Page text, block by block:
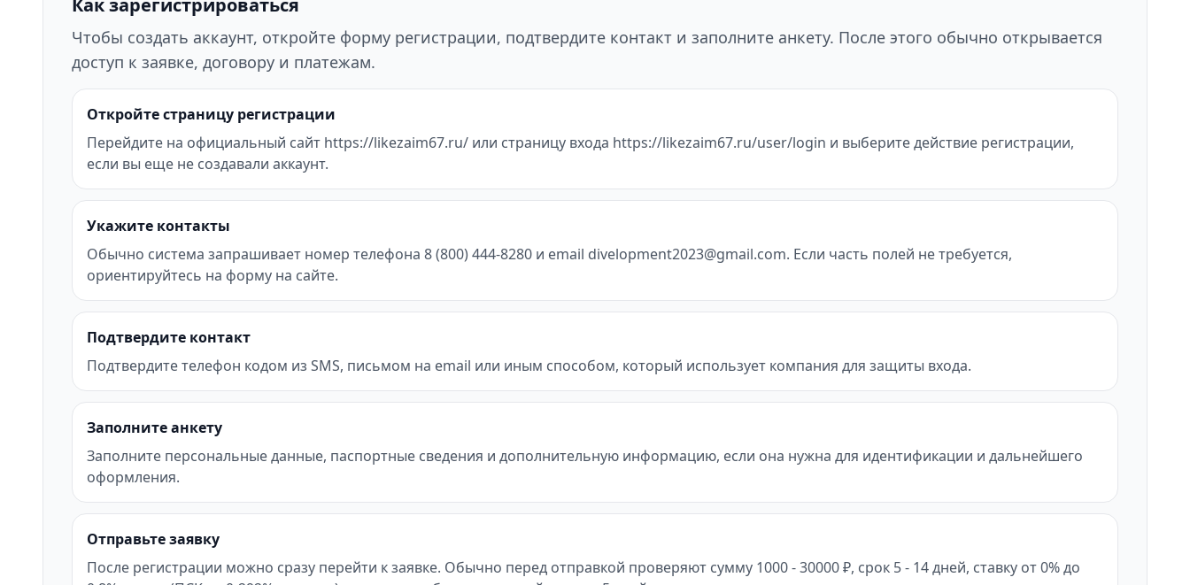
Как зарегистрироваться
Чтобы создать аккаунт, откройте форму регистрации, подтвердите контакт и заполните анкету. После этого обычно открывается
доступ к заявке, договору и платежам.
Откройте страницу регистрации
Перейдите на официальный сайт https://likezaim67.ru/ или страницу входа https://likezaim67.ru/user/login и выберите действие регистрации,
если вы еще не создавали аккаунт.
Укажите контакты
Обычно система запрашивает номер телефона 8 (800) 444-8280 и email divelopment2023@gmail.com. Если часть полей не требуется,
ориентируйтесь на форму на сайте.
Подтвердите контакт
Подтвердите телефон кодом из SMS, письмом на email или иным способом, который использует компания для защиты входа.
Заполните анкету
Заполните персональные данные, паспортные сведения и дополнительную информацию, если она нужна для идентификации и дальнейшего
оформления.
Отправьте заявку
После регистрации можно сразу перейти к заявке. Обычно перед отправкой проверяют сумму 1000 - 30000 ₽, срок 5 - 14 дней, ставку от 0% до